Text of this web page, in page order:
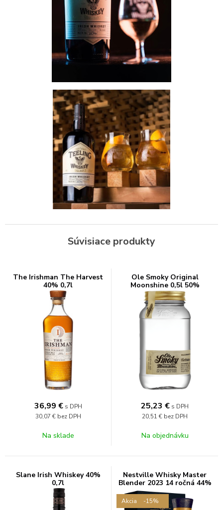
Súvisiace produkty
The Irishman The Harvest
40% 0,7l
36,99 € s DPH
30,07 € bez DPH
Na sklade
Ole Smoky Original
Moonshine 0,5l 50%
25,23 € s DPH
20,51 € bez DPH
Na objednávku
Slane Irish Whiskey 40%
0,7l
Nestville Whisky Master
Blender 2023 14 ročná 44%
0,7L
Akcia -15%